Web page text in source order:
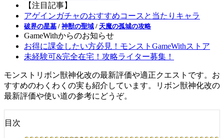
【注目記事】
アゲインガチャのおすすめコースと当たりキャラ
破界の星墓 / 神獣の聖域 / 天魔の孤城の攻略
GameWithからのお知らせ
お得に課金したい方必見！モンストGameWithストア
未経験可&完全在宅！攻略ライター募集！
モンストリボン獣神化改の最新評価や適正クエストです。お
すすめのわくわくの実も紹介しています。リボン獣神化改の
最新評価や使い道の参考にどうぞ。
目次